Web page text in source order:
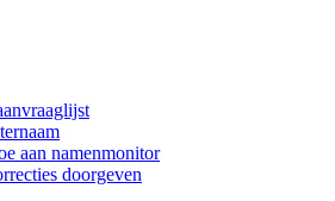
aan namenmonitor
doorgeven